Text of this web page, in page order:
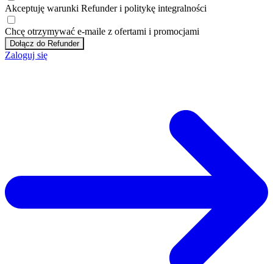
Akceptuję warunki Refunder i politykę integralności
Chcę otrzymywać e-maile z ofertami i promocjami
Dołącz do Refunder
Zaloguj się